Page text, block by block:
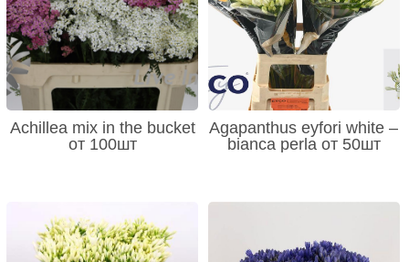
Achillea mix in the bucket
от 100шт
Agapanthus eyfori white –
bianca perla от 50шт